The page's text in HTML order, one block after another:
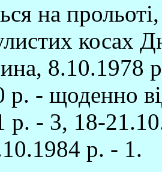
на
косах
8.10.1978
р. - щоденно
р. - 3, 18-
р. - 1.